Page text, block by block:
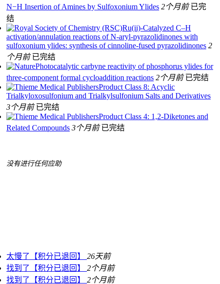
N−H Insertion of Amines by Sulfoxonium Ylides 2个月前 已完
结
Ru(ii)-Catalyzed C–H
activation/annulation reactions of N-aryl-pyrazolidinones with
sulfoxonium ylides: synthesis of cinnoline-fused pyrazolidinones 2
个月前 已完结
Photocatalytic carbyne reactivity of phosphorus ylides for
three-component formal cycloaddition reactions 2个月前 已完结
Product Class 8: Acyclic
Trialkyloxosulfonium and Trialkylsulfonium Salts and Derivatives
3个月前 已完结
Product Class 4: 1,2-Diketones and
Related Compounds 3个月前 已完结
没有进行任何应助
太慢了【积分已退回】 26天前
找到了【积分已退回】 2个月前
找到了【积分已退回】 2个月前